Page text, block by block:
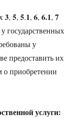
3,5,5.1,6,6.1, 7
государственных
у
предоставить их
о приобретении
услуги: